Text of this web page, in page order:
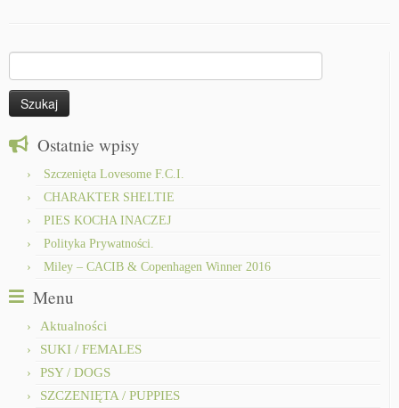
Ostatnie wpisy
Szczenięta Lovesome F.C.I.
CHARAKTER SHELTIE
PIES KOCHA INACZEJ
Polityka Prywatności.
Miley – CACIB & Copenhagen Winner 2016
Menu
Aktualności
SUKI / FEMALES
PSY / DOGS
SZCZENIĘTA / PUPPIES